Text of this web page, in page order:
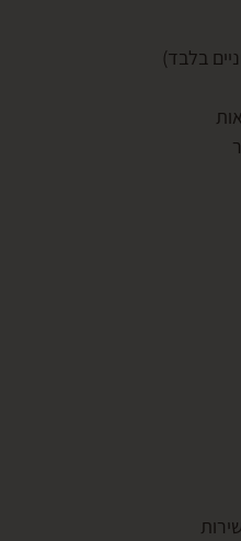
בלבד)